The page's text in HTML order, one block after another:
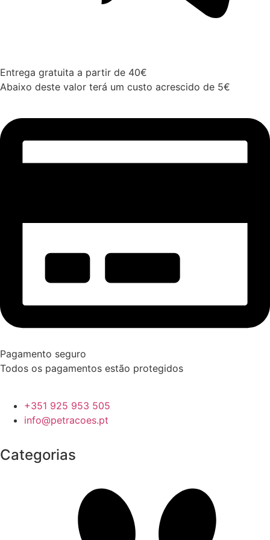
Entrega gratuita a partir de 40€
Abaixo deste valor terá um custo acrescido de 5€
Pagamento seguro
Todos os pagamentos estão protegidos
+351 925 953 505
info@petracoes.pt
Categorias